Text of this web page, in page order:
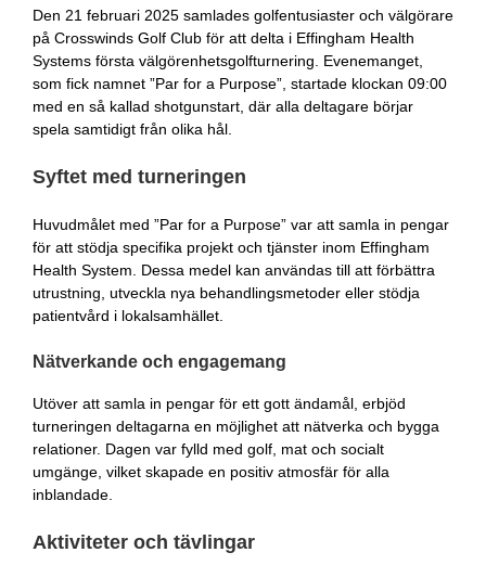
Den 21 februari 2025 samlades golfentusiaster och välgörare
på Crosswinds Golf Club för att delta i Effingham Health
Systems första välgörenhetsgolfturnering. Evenemanget,
som fick namnet ”Par for a Purpose”, startade klockan 09:00
med en så kallad shotgunstart, där alla deltagare börjar
spela samtidigt från olika hål.
Syftet med turneringen
Huvudmålet med ”Par for a Purpose” var att samla in pengar
för att stödja specifika projekt och tjänster inom Effingham
Health System. Dessa medel kan användas till att förbättra
utrustning, utveckla nya behandlingsmetoder eller stödja
patientvård i lokalsamhället.
Nätverkande och engagemang
Utöver att samla in pengar för ett gott ändamål, erbjöd
turneringen deltagarna en möjlighet att nätverka och bygga
relationer. Dagen var fylld med golf, mat och socialt
umgänge, vilket skapade en positiv atmosfär för alla
inblandade.
Aktiviteter och tävlingar